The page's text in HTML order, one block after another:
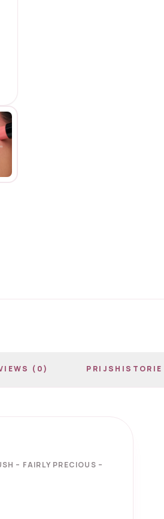
(0) PRIJSHISTORIE
– FAIRLY PRECIOUS –